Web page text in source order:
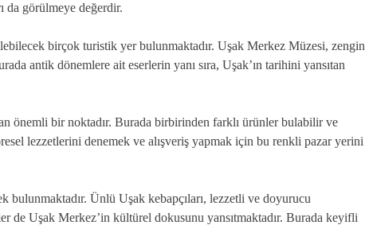
da görülmeye değerdir.
birçok turistik yer bulunmaktadır. Uşak Merkez Müzesi, zengin
antik dönemlere ait eserlerin yanı sıra, Uşak’ın tarihini yansıtan
önemli bir noktadır. Burada birbirinden farklı ürünler bulabilir ve
lezzetlerini denemek ve alışveriş yapmak için bu renkli pazar yerini
bulunmaktadır. Ünlü Uşak kebapçıları, lezzetli ve doyurucu
de Uşak Merkez’in kültürel dokusunu yansıtmaktadır. Burada keyifli